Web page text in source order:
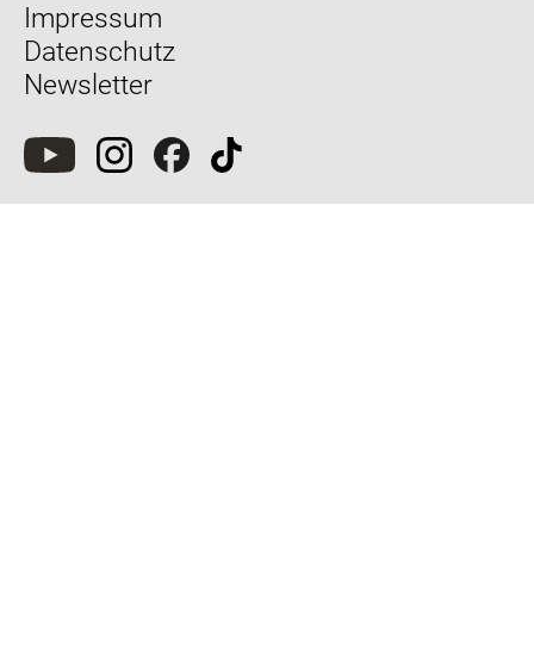
Impressum
Datenschutz
Newsletter